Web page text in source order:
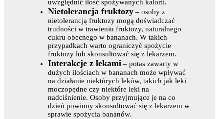
uwzględnić ilość spożywanych kalorii.
Nietolerancja fruktozy – osoby z
nietolerancją fruktozy mogą doświadczać
trudności w trawieniu fruktozy, naturalnego
cukru obecnego w bananach. W takich
przypadkach warto ograniczyć spożycie
fruktozy lub skonsultować się z lekarzem.
Interakcje z lekami – potas zawarty w
dużych ilościach w bananach może wpływać
na działanie niektórych leków, takich jak leki
moczopędne czy niektóre leki na
nadciśnienie. Osoby przyjmujące je na co
dzień powinny skonsultować się z lekarzem w
sprawie spożycia bananów.